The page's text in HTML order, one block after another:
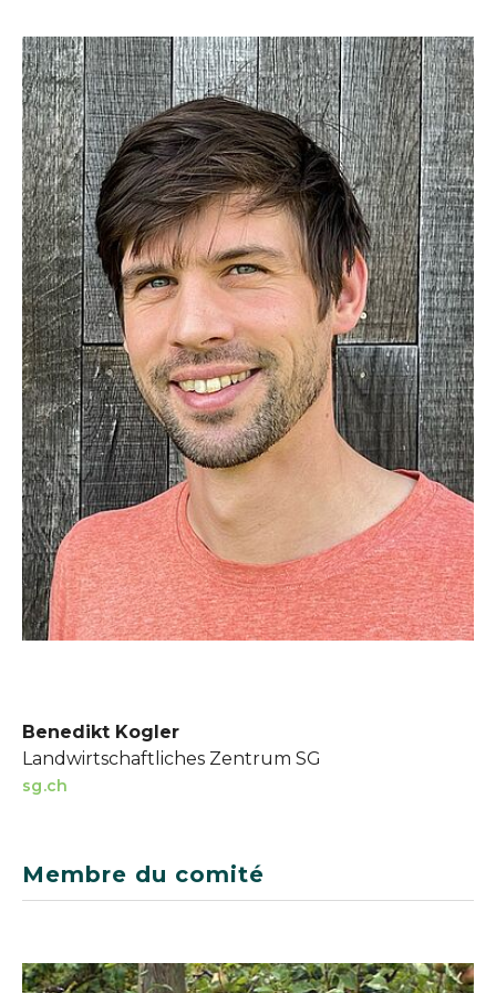
Benedikt Kogler
Landwirtschaftliches Zentrum SG
sg.ch
Membre du comité